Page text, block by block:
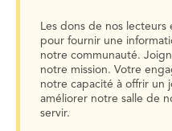
Les dons de nos lecteurs
pour fournir une
notre communauté.
notre mission. Votre
notre capacité à offrir un
améliorer notre salle de
servir.